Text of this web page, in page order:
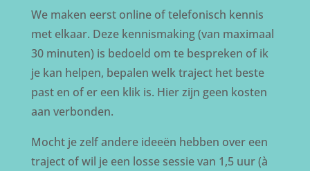
We maken eerst online of telefonisch kennis
met elkaar. Deze kennismaking (van maximaal
30 minuten) is bedoeld om te bespreken of ik
je kan helpen, bepalen welk traject het beste
past en of er een klik is. Hier zijn geen kosten
aan verbonden.
Mocht je zelf andere ideeën hebben over een
traject of wil je een losse sessie van 1,5 uur (à